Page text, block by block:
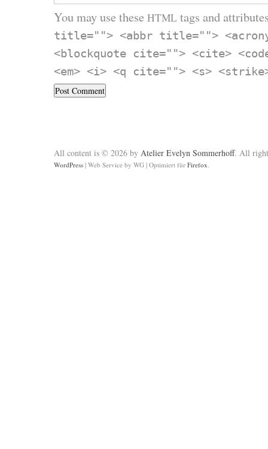
You may use these HTML tags and
title=""> <abbr title="">
<blockquote cite=""> <cite>
<em> <i> <q cite=""> <s>
All content is © 2026 by Atelier Evelyn Sommerhoff. All
WordPress | Web Service by WG | Optimiert für Firefox.